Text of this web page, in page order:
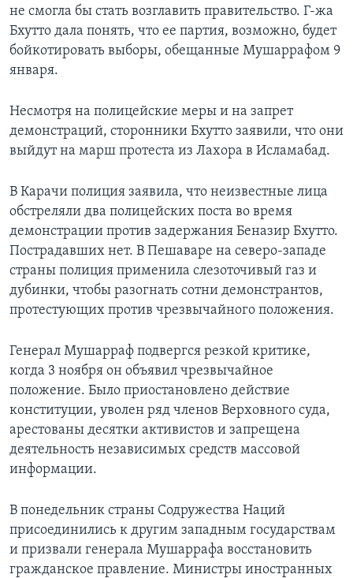
не смогла бы стать возглавить правительство. Г-жа
Бхутто дала понять, что ее партия, возможно, будет
бойкотировать выборы, обещанные Мушаррафом 9
января.
Несмотря на полицейские меры и на запрет
демонстраций, сторонники Бхутто заявили, что они
выйдут на марш протеста из Лахора в Исламабад.
В Карачи полиция заявила, что неизвестные лица
обстреляли два полицейских поста во время
демонстрации против задержания Беназир Бхутто.
Пострадавших нет. В Пешаваре на северо-западе
страны полиция применила слезоточивый газ и
дубинки, чтобы разогнать сотни демонстрантов,
протестующих против чрезвычайного положения.
Генерал Мушарраф подвергся резкой критике,
когда 3 ноября он объявил чрезвычайное
положение. Было приостановлено действие
конституции, уволен ряд членов Верховного суда,
арестованы десятки активистов и запрещена
деятельность независимых средств массовой
информации.
В понедельник страны Содружества Наций
присоединились к другим западным государствам
и призвали генерала Мушаррафа восстановить
гражданское правление. Министры иностранных